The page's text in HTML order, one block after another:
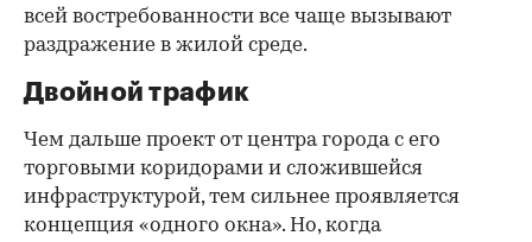
всей востребованности все чаще вызывают
раздражение в жилой среде.
Двойной трафик
Чем дальше проект от центра города с его
торговыми коридорами и сложившейся
инфраструктурой, тем сильнее проявляется
концепция «одного окна». Но, когда